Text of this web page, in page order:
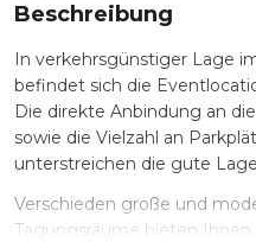
Beschreibung
In verkehrsgünstiger Lage
befindet sich die
Die direkte Anbindung an
sowie die Vielzahl an
unterstreichen die gute
Verschieden große und
Tagungsräume bieten